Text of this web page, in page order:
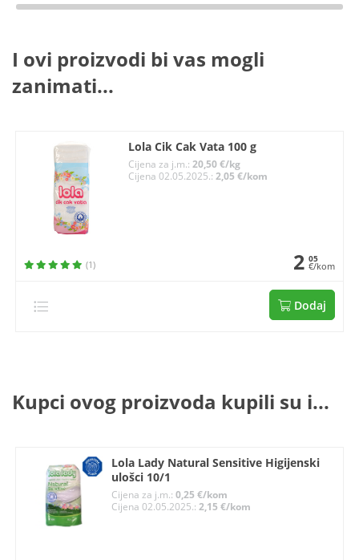
I ovi proizvodi bi vas mogli
zanimati...
Lola Cik Cak Vata 100 g
Cijena za j.m.:20,50 €/kg
Cijena 02.05.2025.:2,05 €/kom
(1) 2 05
€/kom
Dodaj
Kupci ovog proizvoda kupili su i...
Lola Lady Natural Sensitive Higijenski
ulošci 10/1
Cijena za j.m.:0,25 €/kom
Cijena 02.05.2025.:2,15 €/kom